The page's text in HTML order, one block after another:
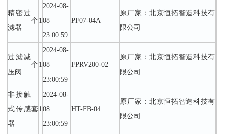
精密过
滤器
个1
2024-08-
08
23:00:59
PF07-04A
原厂家：北京恒拓智造科技有
限公司
过滤减
压阀
个1
2024-08-
08
23:00:59
FPRV200-02
原厂家：北京恒拓智造科技有
限公司
非接触
式传感
器
套1
2024-08-
08
23:00:59
HT-FB-04
原厂家：北京恒拓智造科技有
限公司